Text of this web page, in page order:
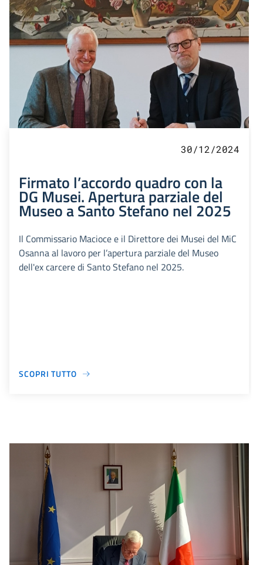
30/12/2024
Firmato l’accordo quadro con la
DG Musei. Apertura parziale del
Museo a Santo Stefano nel 2025
Il Commissario Macioce e il Direttore dei Musei del MiC
Osanna al lavoro per l’apertura parziale del Museo
dell'ex carcere di Santo Stefano nel 2025.
SCOPRI TUTTO